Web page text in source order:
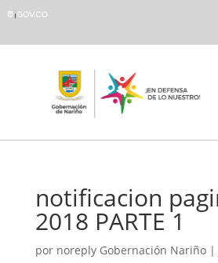
notificacion
2018 PARTE 1
por noreply Gobernación Nariño|